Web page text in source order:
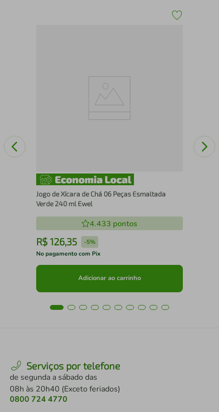
Jogo de Xícara de Chá 06 Peças Esmaltada
Verde 240 ml Ewel
4.433 pontos
R$ 126,35 -5%
No pagamento com Pix
Adicionar ao carrinho
Serviços por telefone
de segunda a sábado das
08h às 20h40 (Exceto feriados)
0800 724 4770